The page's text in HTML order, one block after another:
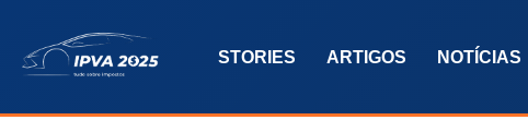
Pular
o
STORIES ARTIGOS NOTÍCIAS